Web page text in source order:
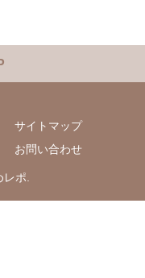
サイトマップ
お問い合わせ
ポ.